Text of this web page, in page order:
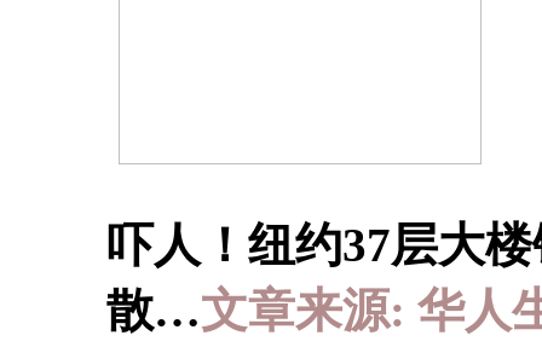
吓人！纽约37层大
散…文章来源: 华人